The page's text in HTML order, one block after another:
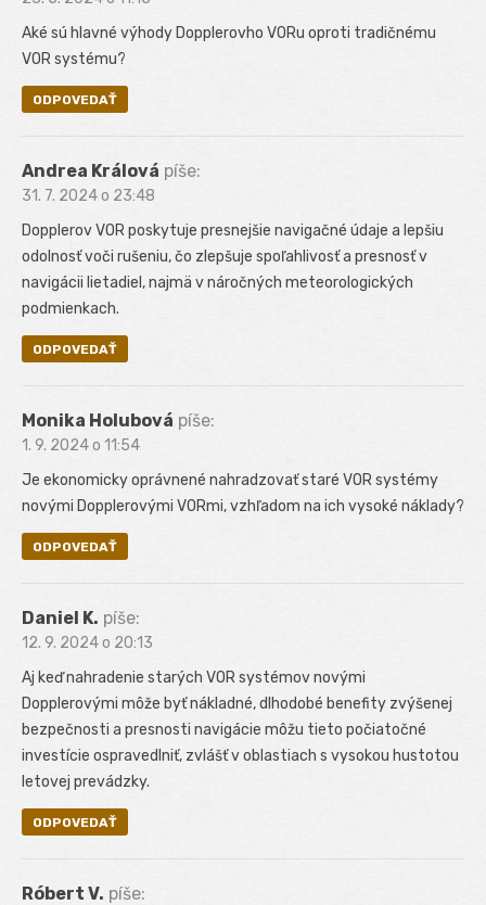
Aké sú hlavné výhody Dopplerovho VORu oproti tradičnému
VOR systému?
ODPOVEDAŤ
Andrea Králová píše:
31. 7. 2024 o 23:48
Dopplerov VOR poskytuje presnejšie navigačné údaje a lepšiu
odolnosť voči rušeniu, čo zlepšuje spoľahlivosť a presnosť v
navigácii lietadiel, najmä v náročných meteorologických
podmienkach.
ODPOVEDAŤ
Monika Holubová píše:
1. 9. 2024 o 11:54
Je ekonomicky oprávnené nahradzovať staré VOR systémy
novými Dopplerovými VORmi, vzhľadom na ich vysoké náklady?
ODPOVEDAŤ
Daniel K. píše:
12. 9. 2024 o 20:13
Aj keď nahradenie starých VOR systémov novými
Dopplerovými môže byť nákladné, dlhodobé benefity zvýšenej
bezpečnosti a presnosti navigácie môžu tieto počiatočné
investície ospravedlniť, zvlášť v oblastiach s vysokou hustotou
letovej prevádzky.
ODPOVEDAŤ
Róbert V. píše: